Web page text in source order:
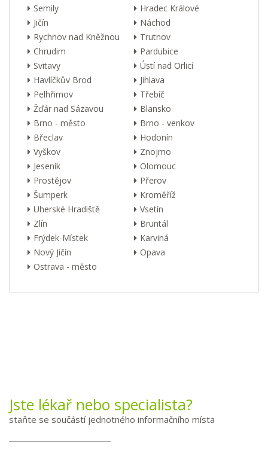
Semily
Hradec Králové
Jičín
Náchod
Rychnov nad Kněžnou
Trutnov
Chrudim
Pardubice
Svitavy
Ústí nad Orlicí
Havlíčkův Brod
Jihlava
Pelhřimov
Třebíč
Žďár nad Sázavou
Blansko
Brno - město
Brno - venkov
Břeclav
Hodonín
Vyškov
Znojmo
Jeseník
Olomouc
Prostějov
Přerov
Šumperk
Kroměříž
Uherské Hradiště
Vsetín
Zlín
Bruntál
Frýdek-Místek
Karviná
Nový Jičín
Opava
Ostrava - město
Jste lékař nebo specialista?
staňte se součástí jednotného informačního místa